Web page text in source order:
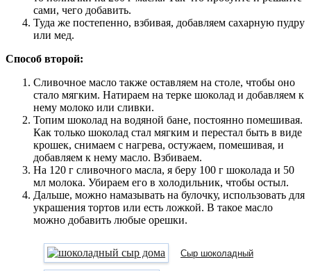
сами, чего добавить.
Туда же постепенно, взбивая, добавляем сахарную пудру
или мед.
Способ второй:
Сливочное масло также оставляем на столе, чтобы оно
стало мягким. Натираем на терке шоколад и добавляем к
нему молоко или сливки.
Топим шоколад на водяной бане, постоянно помешивая.
Как только шоколад стал мягким и перестал быть в виде
крошек, снимаем с нагрева, остужаем, помешивая, и
добавляем к нему масло. Взбиваем.
На 120 г сливочного масла, я беру 100 г шоколада и 50
мл молока. Убираем его в холодильник, чтобы остыл.
Дальше, можно намазывать на булочку, использовать для
украшения тортов или есть ложкой. В такое масло
можно добавить любые орешки.
Сыр шоколадный